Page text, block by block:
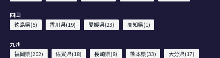
四国
徳島県(5)
香川県(19) 愛媛県(23) 高知県(1)
九州
福岡県(202)
佐賀県(18) 長崎県(8) 熊本県(33)
大分県(17)